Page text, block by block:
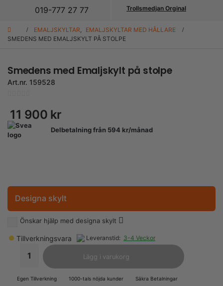
019-777 27 77 Trollsmedjan Orginal
EMALJSKYLTAR, EMALJSKYLTAR MED HÅLLARE
SMEDENS MED EMALJSKYLT PÅ STOLPE
Smedens med Emaljskylt på stolpe
Art.nr. 159528
11 900 kr
Delbetalning från 594 kr/månad
Designa skylt
Önskar hjälp med designa skylt
Tillverkningsvara Leveranstid: 3-4 Veckor
Lägg i varukorg
Egen Tillverkning 1000-tals nöjda kunder Säkra Betalningar